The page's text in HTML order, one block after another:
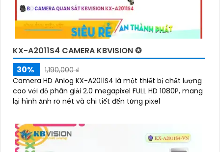
KX-A2011S4 CAMERA KBVISION ✪
30%
1,190,000 ₫
Camera HD Anlog KX-A2011S4 là một thiết bị chất lượng
cao với độ phân giải 2.0 megapixel FULL HD 1080P, mang
lại hình ảnh rõ nét và chi tiết đến từng pixel